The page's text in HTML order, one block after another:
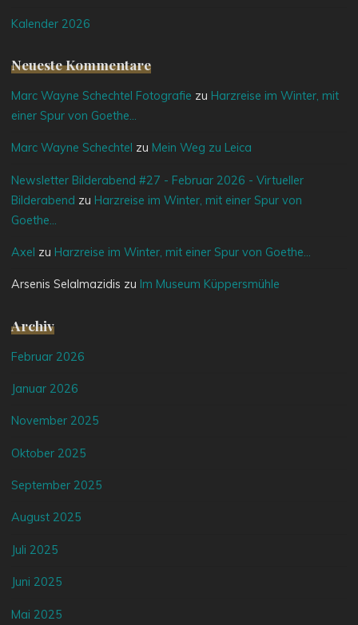
Kalender 2026
Neueste Kommentare
Marc Wayne Schechtel Fotografie zu Harzreise im Winter, mit
einer Spur von Goethe…
Marc Wayne Schechtel zu Mein Weg zu Leica
Newsletter Bilderabend #27 - Februar 2026 - Virtueller
Bilderabend zu Harzreise im Winter, mit einer Spur von
Goethe…
Axel zu Harzreise im Winter, mit einer Spur von Goethe…
Arsenis Selalmazidis zu Im Museum Küppersmühle
Archiv
Februar 2026
Januar 2026
November 2025
Oktober 2025
September 2025
August 2025
Juli 2025
Juni 2025
Mai 2025